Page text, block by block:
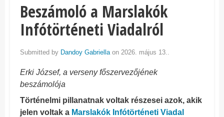
Beszámoló a Marslakók
Infótörténeti Viadalról
Submitted by Dandoy Gabriellaon 2026. május 13..
Erki József, a verseny főszervezőjének
beszámolója
Történelmi pillanatnak voltak részesei azok, akik
jelen voltak a Marslakók Infótörténeti Viadal